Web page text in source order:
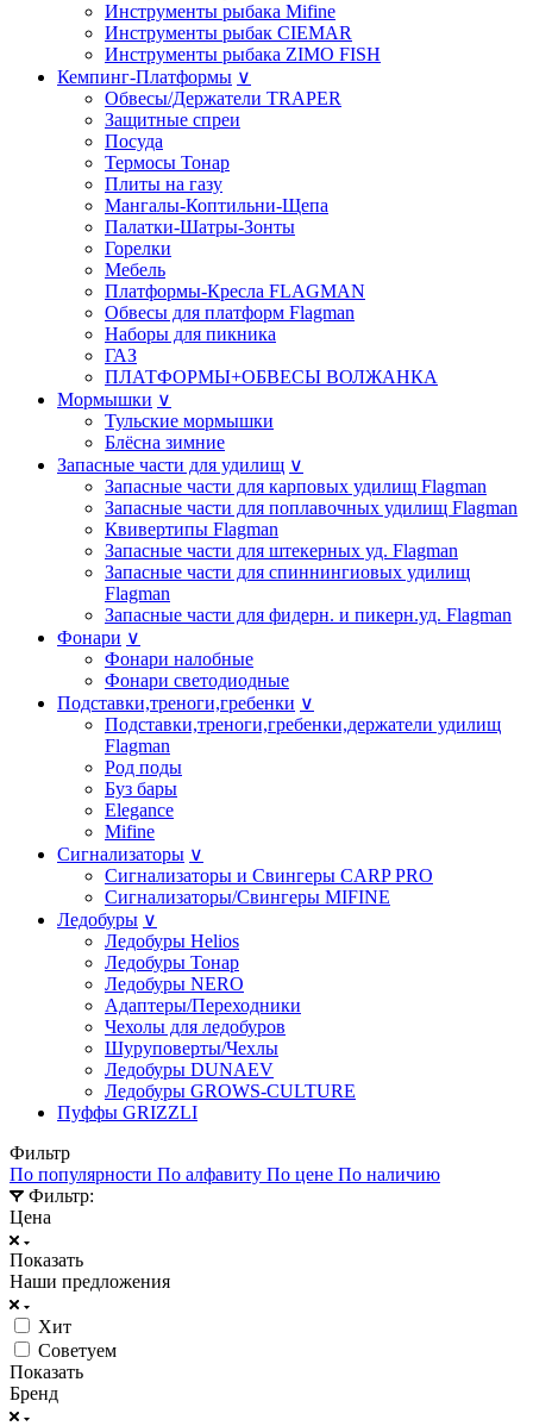
Инструменты рыбака Mifine
Инструменты рыбак CIEMAR
Инструменты рыбака ZIMO FISH
Кемпинг-Платформы ∨
Обвесы/Держатели TRAPER
Защитные спреи
Посуда
Термосы Тонар
Плиты на газу
Мангалы-Коптильни-Щепа
Палатки-Шатры-Зонты
Горелки
Мебель
Платформы-Кресла FLAGMAN
Обвесы для платформ Flagman
Наборы для пикника
ГАЗ
ПЛАТФОРМЫ+ОБВЕСЫ ВОЛЖАНКА
Мормышки ∨
Тульские мормышки
Блёсна зимние
Запасные части для удилищ ∨
Запасные части для карповых удилищ Flagman
Запасные части для поплавочных удилищ Flagman
Квивертипы Flagman
Запасные части для штекерных уд. Flagman
Запасные части для спиннингиовых удилищ
Flagman
Запасные части для фидерн. и пикерн.уд. Flagman
Фонари ∨
Фонари налобные
Фонари светодиодные
Подставки,треноги,гребенки ∨
Подставки,треноги,гребенки,держатели удилищ
Flagman
Род поды
Буз бары
Elegance
Mifine
Сигнализаторы ∨
Сигнализаторы и Свингеры CARP PRO
Сигнализаторы/Свингеры MIFINE
Ледобуры ∨
Ледобуры Helios
Ледобуры Тонар
Ледобуры NERO
Адаптеры/Переходники
Чехолы для ледобуров
Шуруповерты/Чехлы
Ледобуры DUNAEV
Ледобуры GROWS-CULTURE
Пуффы GRIZZLI
Фильтр
По популярности По алфавиту По цене По наличию
Фильтр:
Цена
Показать
Наши предложения
Хит
Советуем
Показать
Бренд